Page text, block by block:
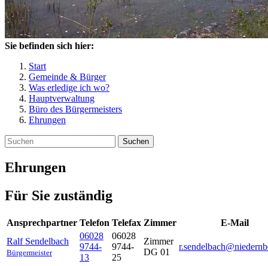
Sie befinden sich hier:
Start
Gemeinde & Bürger
Was erledige ich wo?
Hauptverwaltung
Büro des Bürgermeisters
Ehrungen
Suchen
Ehrungen
Für Sie zuständig
Ansprechpartner Telefon Telefax Zimmer
E-Mail
Ralf Sendelbach
Bürgermeister
06028
9744-
13
06028
9744-
25
Zimmer
DG 01